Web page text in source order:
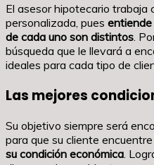
El asesor hipotecario trabaja
personalizada, pues entiende
de cada uno son distintos .
búsqueda que le llevará a
ideales para cada tipo de
Las mejores
Su objetivo siempre será
para que su cliente
su condición económica.